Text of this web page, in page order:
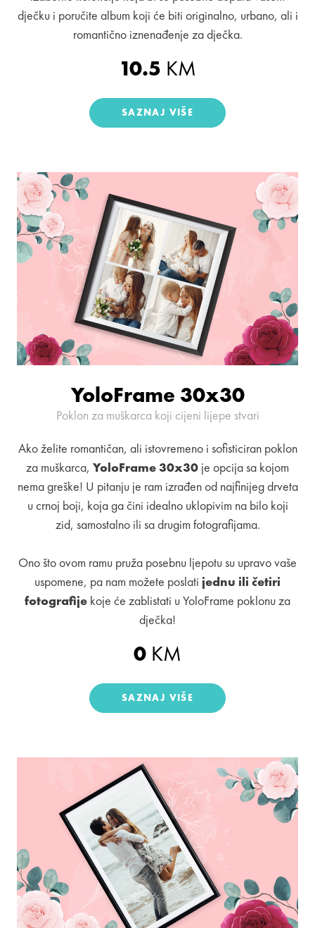
dječku i poručite album koji će biti originalno, urbano, ali i
romantično iznenađenje za dječka.
10.5 KM
SAZNAJ VIŠE
YoloFrame 30x30
Poklon za muškarca koji cijeni lijepe stvari
Ako želite romantičan, ali istovremeno i sofisticiran poklon
za muškarca, YoloFrame 30x30 je opcija sa kojom
nema greške! U pitanju je ram izrađen od najfinijeg drveta
u crnoj boji, koja ga čini idealno uklopivim na bilo koji
zid, samostalno ili sa drugim fotografijama.
Ono što ovom ramu pruža posebnu ljepotu su upravo vaše
uspomene, pa nam možete poslati jednu ili četiri
fotografije koje će zablistati u YoloFrame poklonu za
dječka!
0 KM
SAZNAJ VIŠE